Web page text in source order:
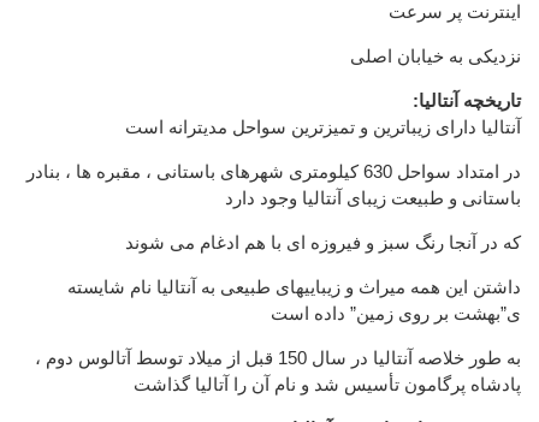
اینترنت پر سرعت
نزدیکی به خیابان اصلی
:تاریخچه آنتالیا
آنتالیا دارای زیباترین و تمیزترین سواحل مدیترانه است
در امتداد سواحل 630 کیلومتری شهرهای باستانی ، مقبره ها ، بنادر
باستانی و طبیعت زیبای آنتالیا وجود دارد
که در آنجا رنگ سبز و فیروزه ای با هم ادغام می شوند
داشتن این همه میراث و زیباییهای طبیعی به آنتالیا نام شایسته
ی”بهشت بر روی زمین” داده است
به طور خلاصه آنتالیا در سال 150 قبل از میلاد توسط آتالوس دوم ،
پادشاه پرگامون تأسیس شد و نام آن را آتالیا گذاشت